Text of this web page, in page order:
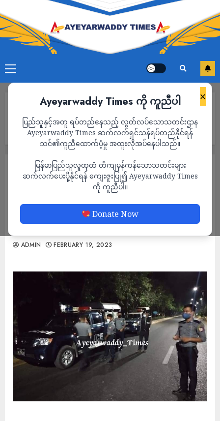
×
Ayeyarwaddy Times ကို ကူညီပါ
ပြည်သူနှင့်အတူ ရပ်တည်နေသည့် လွတ်လပ်သောသတင်းဌာန
Ayeyarwaddy Times ဆက်လက်ရှင်သန်ရပ်တည်နိုင်ရန်
သင်၏ကူညီထောက်ပံ့မှု အထူးလိုအပ်နေပါသည်။
မြန်မာပြည်သူလူထုထံ တိကျမှန်ကန်သောသတင်းများ
ဆက်လက်ပေးပို့နိုင်ရန် ကျေးဇူးပြု၍ Ayeyarwaddy Times
ကို ကူညီပါ။
Donate Now
ကောင်စီတပ်သားကို ကန်ကြီထောင့်မြို့နယ်က ကျေးရွာတွေမှာ
လိုက်လံရှာဖွေနေ
ငပုတောမြို့နယ်မှာ တပ်ကြပ်ကြီးကို ပစ်ခတ်
သတ်ဖြတ်ခဲ့တဲ့ စစ်ကောင်စီတပ်သားကို ကန်ကြီ
ထောင့်မြို့နယ်က ကျေးရွာတွေမှာ လိုက်လံရှာဖွေ
နေ
ADMIN FEBRUARY 19, 2023